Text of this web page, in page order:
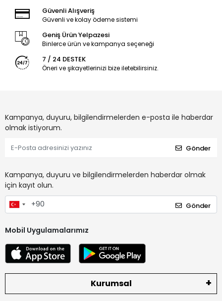
Güvenli Alışveriş
Güvenli ve kolay ödeme sistemi
Geniş Ürün Yelpazesi
Binlerce ürün ve kampanya seçeneği
7 / 24 DESTEK
Öneri ve şikayetlerinizi bize iletebilirsiniz.
Kampanya, duyuru, bilgilendirmelerden e-posta ile haberdar
olmak istiyorum.
Gönder
Kampanya, duyuru ve bilgilendirmelerden haberdar olmak
için kayıt olun.
Gönder
Mobil Uygulamalarımız
Kurumsal